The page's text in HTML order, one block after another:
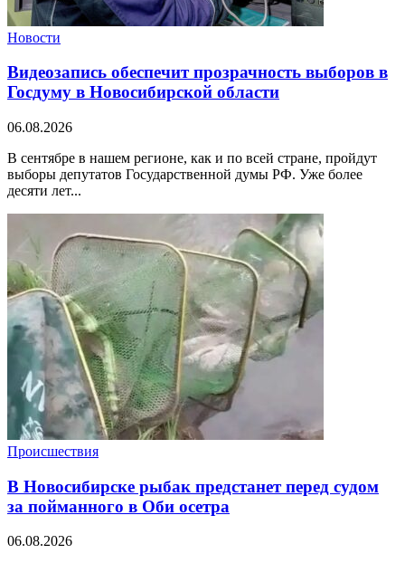
Новости
Видеозапись обеспечит прозрачность выборов в
Госдуму в Новосибирской области
06.08.2026
В сентябре в нашем регионе, как и по всей стране, пройдут
выборы депутатов Государственной думы РФ. Уже более
десяти лет...
Происшествия
В Новосибирске рыбак предстанет перед судом
за пойманного в Оби осетра
06.08.2026